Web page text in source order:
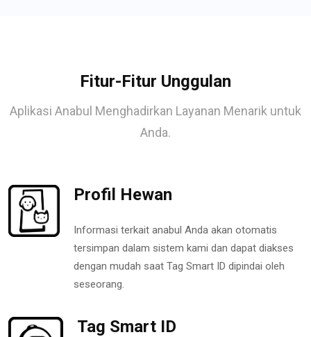
Fitur-Fitur Unggulan
Aplikasi Anabul Menghadirkan Layanan Menarik untuk
Anda.
Profil Hewan
Informasi terkait anabul Anda akan otomatis
tersimpan dalam sistem kami dan dapat diakses
dengan mudah saat Tag Smart ID dipindai oleh
seseorang.
Tag Smart ID